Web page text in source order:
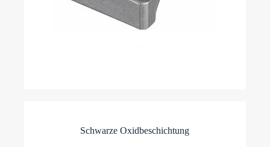
Schwarze Oxidbeschichtung